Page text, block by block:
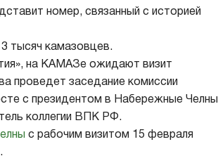
номер, связанный с историей
тысяч камазовцев.
на КАМАЗе ожидают визит
проведет заседание комиссии
с президентом в Набережные Челны
коллегии ВПК РФ.
с рабочим визитом 15 февраля